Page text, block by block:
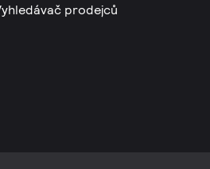
prodejců